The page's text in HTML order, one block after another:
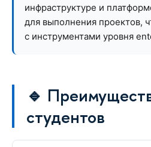
инфраструктуре и
для выполнения проектов,
с инструментами уровня
🔹
студентов